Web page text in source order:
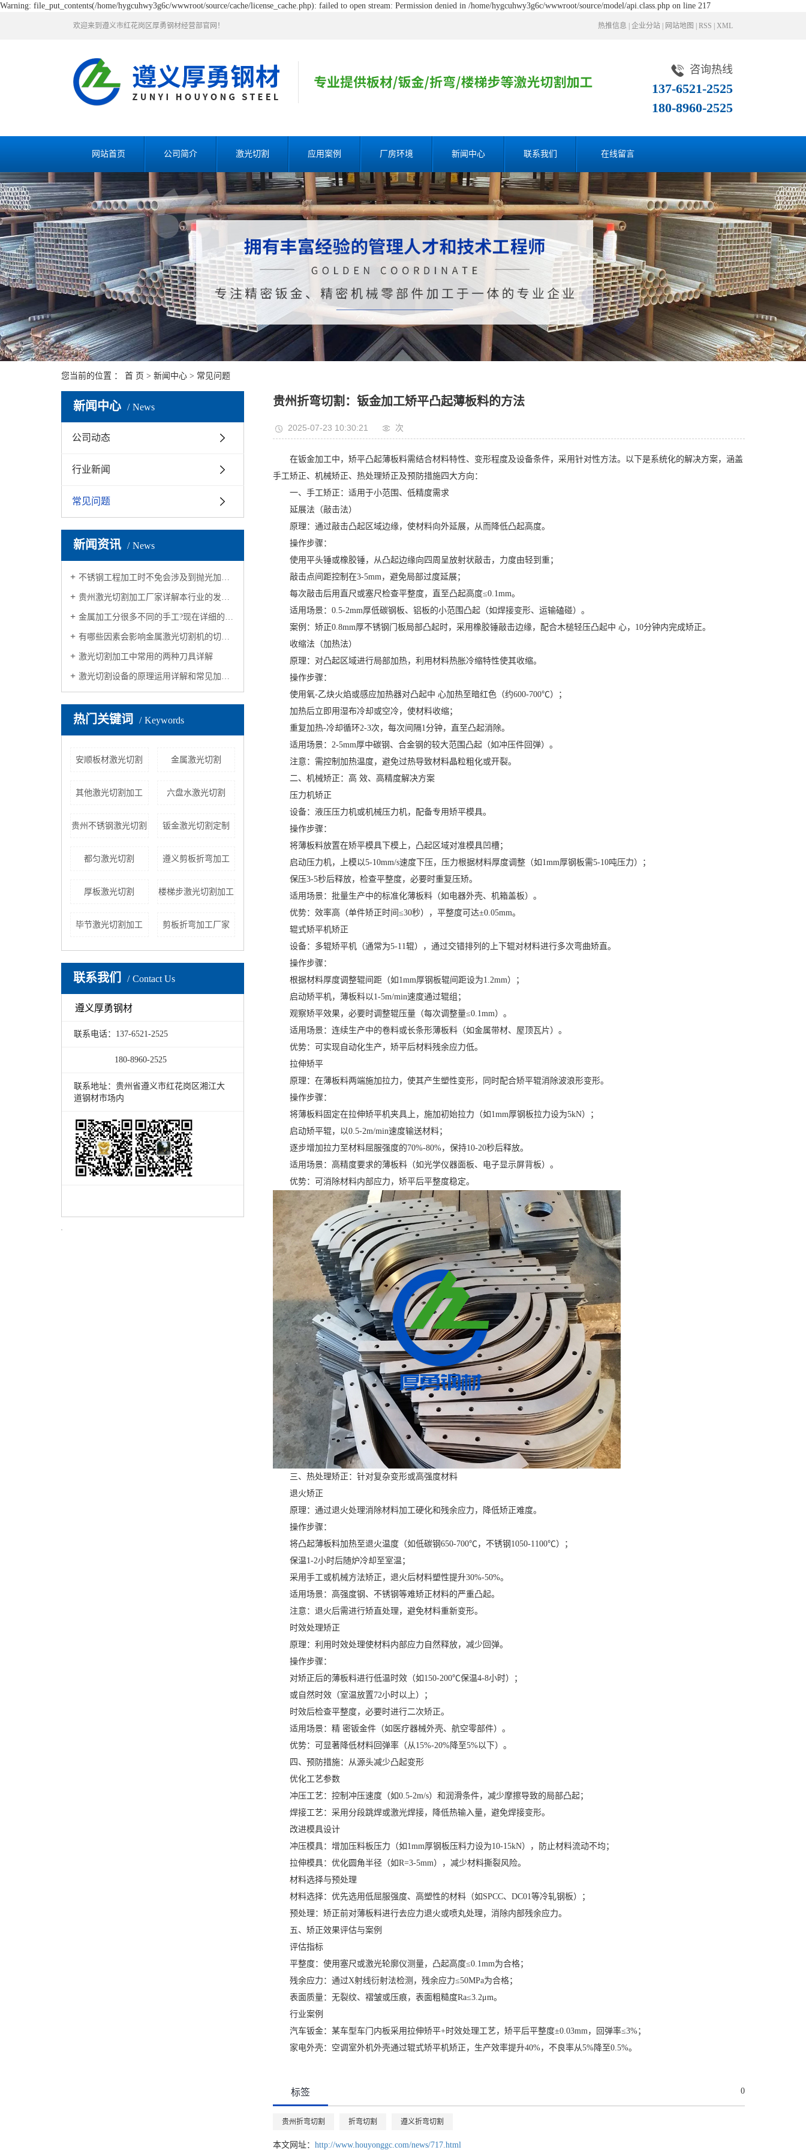
Warning: file_put_contents(/home/hygcuhwy3g6c/wwwroot/source/cache/license_cache.php): failed to open stream: Permission denied in /home/hygcuhwy3g6c/wwwroot/source/model/api.class.php on line 217
欢迎来到遵义市红花岗区厚勇钢材经营部官网！ 热推信息 企业分站 网站地图 RSS XML
咨询热线
137-6521-2525
180-8960-2525
网站首页 公司简介 激光切割 应用案例 厂房环境 新闻中心 联系我们 在线留言
您当前的位置 ： 首 页 > 新闻中心 > 常见问题
新闻中心 News
公司动态
行业新闻
常见问题
新闻资讯 News
不锈钢工程加工时不免会涉及到抛光加工，抛光质量会受哪些因素影响呢？
贵州激光切割加工厂家详解本行业的发展历程
金属加工分很多不同的手工?现在详细的分析一下不同的加工方法
有哪些因素会影响金属激光切割机的切割质量？接下来，让我们一起来认识
激光切割加工中常用的两种刀具详解
激光切割设备的原理运用详解和常见加工规格
热门关键词 Keywords
安顺板材激光切割 金属激光切割
其他激光切割加工 六盘水激光切割
贵州不锈钢激光切割 钣金激光切割定制
都匀激光切割 遵义剪板折弯加工
厚板激光切割 楼梯步激光切割加工
毕节激光切割加工 剪板折弯加工厂家
联系我们 Contact Us
遵义厚勇钢材
联系电话：137-6521-2525
180-8960-2525
联系地址：贵州省遵义市红花岗区湘江大
道钢材市场内
贵州折弯切割：钣金加工矫平凸起薄板料的方法
2025-07-23 10:30:21 次
在钣金加工中，矫平凸起薄板料需结合材料特性、变形程度及设备条件，采用针对性方法。以下是系统化的解决方案，涵盖
手工矫正、机械矫正、热处理矫正及预防措施四大方向：
一、手工矫正：适用于小范围、低精度需求
延展法（敲击法）
原理：通过敲击凸起区域边缘，使材料向外延展，从而降低凸起高度。
操作步骤：
使用平头锤或橡胶锤，从凸起边缘向四周呈放射状敲击，力度由轻到重；
敲击点间距控制在3-5mm，避免局部过度延展；
每次敲击后用直尺或塞尺检查平整度，直至凸起高度≤0.1mm。
适用场景：0.5-2mm厚低碳钢板、铝板的小范围凸起（如焊接变形、运输磕碰）。
案例：矫正0.8mm厚不锈钢门板局部凸起时，采用橡胶锤敲击边缘，配合木槌轻压凸起中 心，10分钟内完成矫正。
收缩法（加热法）
原理：对凸起区域进行局部加热，利用材料热胀冷缩特性使其收缩。
操作步骤：
使用氧-乙炔火焰或感应加热器对凸起中 心加热至暗红色（约600-700℃）；
加热后立即用湿布冷却或空冷，使材料收缩；
重复加热-冷却循环2-3次，每次间隔1分钟，直至凸起消除。
适用场景：2-5mm厚中碳钢、合金钢的较大范围凸起（如冲压件回弹）。
注意：需控制加热温度，避免过热导致材料晶粒粗化或开裂。
二、机械矫正：高 效、高精度解决方案
压力机矫正
设备：液压压力机或机械压力机，配备专用矫平模具。
操作步骤：
将薄板料放置在矫平模具下模上，凸起区域对准模具凹槽；
启动压力机，上模以5-10mm/s速度下压，压力根据材料厚度调整（如1mm厚钢板需5-10吨压力）；
保压3-5秒后释放，检查平整度，必要时重复压矫。
适用场景：批量生产中的标准化薄板料（如电器外壳、机箱盖板）。
优势：效率高（单件矫正时间≤30秒），平整度可达±0.05mm。
辊式矫平机矫正
设备：多辊矫平机（通常为5-11辊），通过交错排列的上下辊对材料进行多次弯曲矫直。
操作步骤：
根据材料厚度调整辊间距（如1mm厚钢板辊间距设为1.2mm）；
启动矫平机，薄板料以1-5m/min速度通过辊组；
观察矫平效果，必要时调整辊压量（每次调整量≤0.1mm）。
适用场景：连续生产中的卷料或长条形薄板料（如金属带材、屋顶瓦片）。
优势：可实现自动化生产，矫平后材料残余应力低。
拉伸矫平
原理：在薄板料两端施加拉力，使其产生塑性变形，同时配合矫平辊消除波浪形变形。
操作步骤：
将薄板料固定在拉伸矫平机夹具上，施加初始拉力（如1mm厚钢板拉力设为5kN）；
启动矫平辊，以0.5-2m/min速度输送材料；
逐步增加拉力至材料屈服强度的70%-80%，保持10-20秒后释放。
适用场景：高精度要求的薄板料（如光学仪器面板、电子显示屏背板）。
优势：可消除材料内部应力，矫平后平整度稳定。
三、热处理矫正：针对复杂变形或高强度材料
退火矫正
原理：通过退火处理消除材料加工硬化和残余应力，降低矫正难度。
操作步骤：
将凸起薄板料加热至退火温度（如低碳钢650-700℃，不锈钢1050-1100℃）；
保温1-2小时后随炉冷却至室温；
采用手工或机械方法矫正，退火后材料塑性提升30%-50%。
适用场景：高强度钢、不锈钢等难矫正材料的严重凸起。
注意：退火后需进行矫直处理，避免材料重新变形。
时效处理矫正
原理：利用时效处理使材料内部应力自然释放，减少回弹。
操作步骤：
对矫正后的薄板料进行低温时效（如150-200℃保温4-8小时）；
或自然时效（室温放置72小时以上）；
时效后检查平整度，必要时进行二次矫正。
适用场景：精 密钣金件（如医疗器械外壳、航空零部件）。
优势：可显著降低材料回弹率（从15%-20%降至5%以下）。
四、预防措施：从源头减少凸起变形
优化工艺参数
冲压工艺：控制冲压速度（如0.5-2m/s）和润滑条件，减少摩擦导致的局部凸起；
焊接工艺：采用分段跳焊或激光焊接，降低热输入量，避免焊接变形。
改进模具设计
冲压模具：增加压料板压力（如1mm厚钢板压料力设为10-15kN），防止材料流动不均；
拉伸模具：优化圆角半径（如R=3-5mm），减少材料撕裂风险。
材料选择与预处理
材料选择：优先选用低屈服强度、高塑性的材料（如SPCC、DC01等冷轧钢板）；
预处理：矫正前对薄板料进行去应力退火或喷丸处理，消除内部残余应力。
五、矫正效果评估与案例
评估指标
平整度：使用塞尺或激光轮廓仪测量，凸起高度≤0.1mm为合格；
残余应力：通过X射线衍射法检测，残余应力≤50MPa为合格；
表面质量：无裂纹、褶皱或压痕，表面粗糙度Ra≤3.2μm。
行业案例
汽车钣金：某车型车门内板采用拉伸矫平+时效处理工艺，矫平后平整度±0.03mm，回弹率≤3%；
家电外壳：空调室外机外壳通过辊式矫平机矫正，生产效率提升40%，不良率从5%降至0.5%。
标签 0
贵州折弯切割 折弯切割 遵义折弯切割
本文网址： http://www.houyonggc.com/news/717.html